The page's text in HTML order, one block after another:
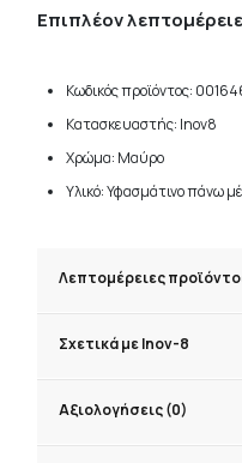
Επιπλέον
Κωδικός προϊόντος:
Κατασκευαστής: Inov8
Χρώμα: Μαύρο
Υλικό: Υφασμάτινο πάνω
Λεπτομέρειες
Σχετικά με Inov-8
Αξιολογήσεις (0)